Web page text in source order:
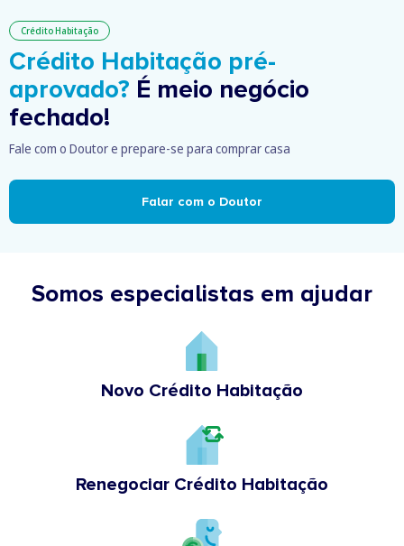
Crédito Habitação
Crédito Habitação pré-
aprovado? É meio negócio
fechado!
Fale com o Doutor e prepare-se para comprar casa
Falar com o Doutor
Somos especialistas em ajudar
Novo Crédito Habitação
Renegociar Crédito Habitação